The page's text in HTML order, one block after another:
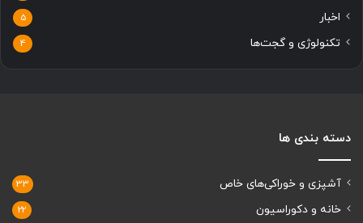
اخبار 5
تکنولوژی و گجت‌ها 4
دسته بندی ها
آشپزی و خوراکی‌های خاص 33
خانه و دکوراسیون 22